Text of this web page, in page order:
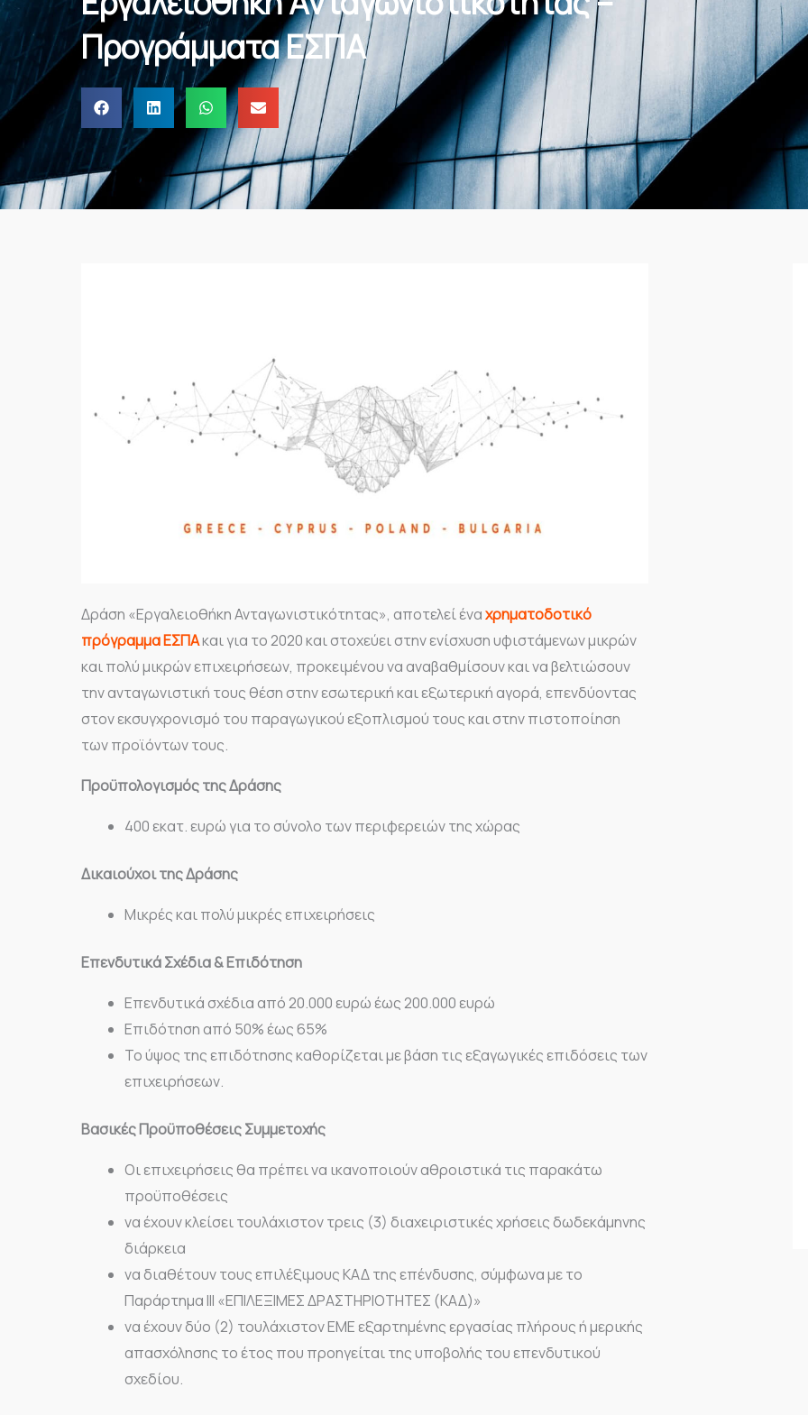
Προγράμματα ΕΣΠΑ
Δράση «Εργαλειοθήκη Ανταγωνιστικότητας», αποτελεί έναχρηματοδοτικό
πρόγραμμα ΕΣΠΑκαι για το 2020 και στοχεύει στην ενίσχυση υφιστάμενων μικρών
και πολύ μικρών επιχειρήσεων, προκειμένου να αναβαθμίσουν και να βελτιώσουν
την ανταγωνιστική τους θέση στην εσωτερική και εξωτερική αγορά, επενδύοντας
στον εκσυγχρονισμό του παραγωγικού εξοπλισμού τους και στην πιστοποίηση
των προϊόντων τους.
Προϋπολογισμός της Δράσης
400 εκατ. ευρώ για το σύνολο των περιφερειών της χώρας
Δικαιούχοι της Δράσης
Μικρές και πολύ μικρές επιχειρήσεις
Επενδυτικά Σχέδια & Επιδότηση
Επενδυτικά σχέδια από 20.000 ευρώ έως 200.000 ευρώ
Επιδότηση από 50% έως 65%
Το ύψος της επιδότησης καθορίζεται με βάση τις εξαγωγικές επιδόσεις των
επιχειρήσεων.
Βασικές Προϋποθέσεις Συμμετοχής
Οι επιχειρήσεις θα πρέπει να ικανοποιούν αθροιστικά τις παρακάτω
προϋποθέσεις
να έχουν κλείσει τουλάχιστον τρεις (3) διαχειριστικές χρήσεις δωδεκάμηνης
διάρκεια
να διαθέτουν τους επιλέξιμους ΚΑΔ της επένδυσης, σύμφωνα με το
Παράρτημα ΙII «ΕΠΙΛΕΞΙΜΕΣ ΔΡΑΣΤΗΡΙΟΤΗΤΕΣ (ΚΑΔ)»
να έχουν δύο (2) τουλάχιστον ΕΜΕ εξαρτημένης εργασίας πλήρους ή μερικής
απασχόλησης το έτος που προηγείται της υποβολής του επενδυτικού
σχεδίου.